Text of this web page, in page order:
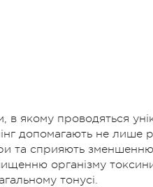
якому проводяться
допомагають не лише
та сприяють
організму
тонусі.